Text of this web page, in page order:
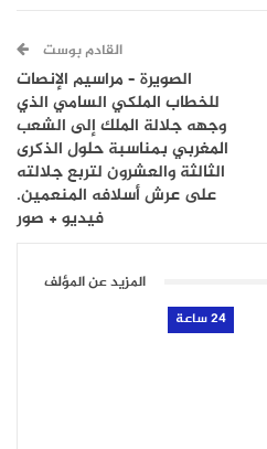
القادم بوست
الصويرة – مراسيم الإنصات
للخطاب الملكي السامي الذي
وجهه جلالة الملك إلى الشعب
المغربي بمناسبة حلول الذكرى
الثالثة والعشرون لتربع جلالته
على عرش أسلافه المنعمين.
فيديو + صور
المزيد عن المؤلف
24 ساعة